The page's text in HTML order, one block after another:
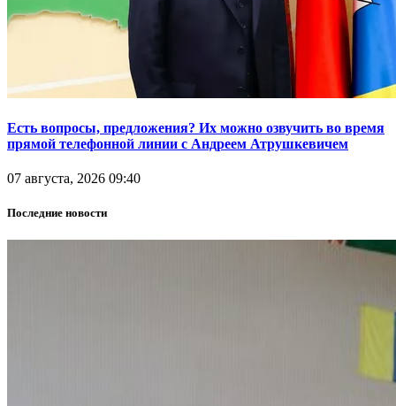
Есть вопросы, предложения? Их можно озвучить во время
прямой телефонной линии с Андреем Атрушкевичем
07 августа, 2026 09:40
Последние новости